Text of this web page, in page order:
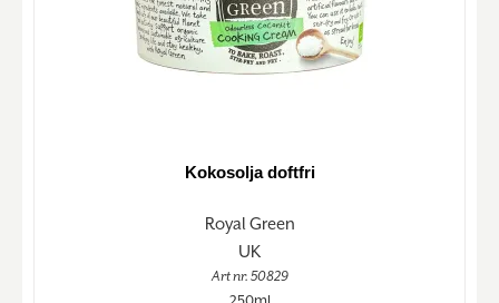
Kokosolja doftfri
Royal Green
UK
Art nr. 50829